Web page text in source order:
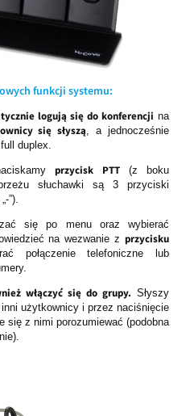
funkcji systemu:
logują się do konferencji na
się słyszą , a jednocześnie
duplex.
przycisk PTT(z boku
słuchawki są 3 przyciski
”).
się po menu oraz wybierać
na wezwanie z przycisku
połączenie telefoniczne lub
włączyć się do grupy. Słyszy
użytkownicy i przez naciśnięcie
się z nimi porozumiewać (podobna